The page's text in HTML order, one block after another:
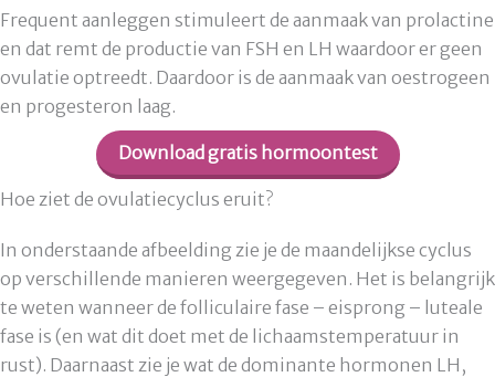
Frequent aanleggen stimuleert de aanmaak van prolactine
en dat remt de productie van FSH en LH waardoor er geen
ovulatie optreedt. Daardoor is de aanmaak van oestrogeen
en progesteron laag.
Download gratis hormoontest
Hoe ziet de ovulatiecyclus eruit?
In onderstaande afbeelding zie je de maandelijkse cyclus
op verschillende manieren weergegeven. Het is belangrijk
te weten wanneer de folliculaire fase – eisprong – luteale
fase is (en wat dit doet met de lichaamstemperatuur in
rust). Daarnaast zie je wat de dominante hormonen LH,